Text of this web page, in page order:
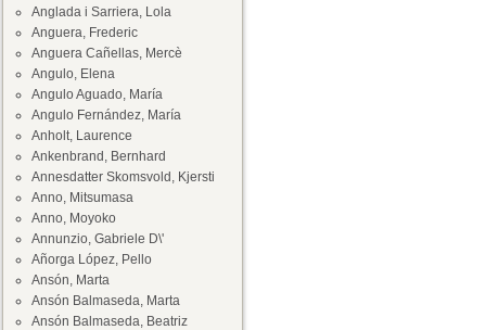
Anglada i Sarriera, Lola
Anguera, Frederic
Anguera Cañellas, Mercè
Angulo, Elena
Angulo Aguado, María
Angulo Fernández, María
Anholt, Laurence
Ankenbrand, Bernhard
Annesdatter Skomsvold, Kjersti
Anno, Mitsumasa
Anno, Moyoko
Annunzio, Gabriele D\'
Añorga López, Pello
Ansón, Marta
Ansón Balmaseda, Marta
Ansón Balmaseda, Beatriz